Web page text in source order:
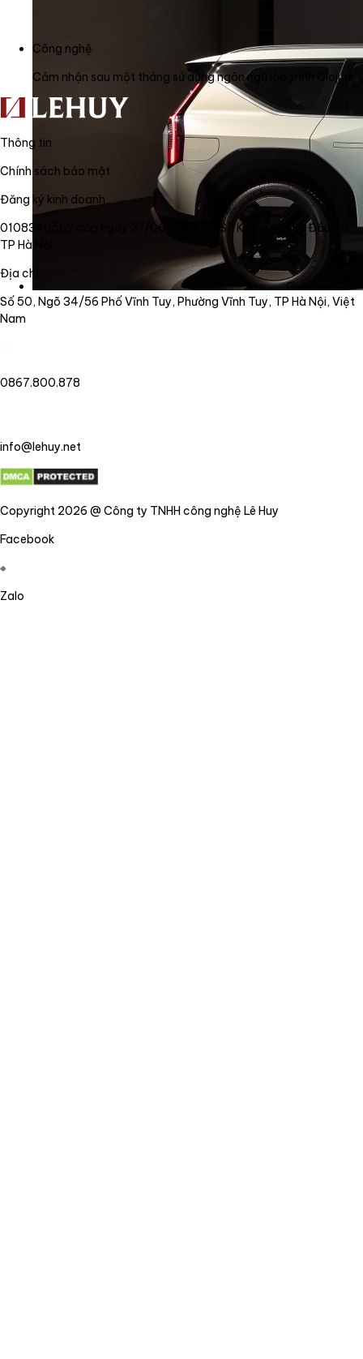
Công nghệ
Cảm nhận sau một tháng sử dụng ngôn ngữ lập trình Clojure
Thông tin
Chính sách bảo mật
Đăng ký kinh doanh
0108340562 cấp ngày 27/06/2018 bởi Sở Kế Hoạch và Đầu Tư
TP Hà Nội
Địa chỉ
Số 50, Ngõ 34/56 Phố Vĩnh Tuy, Phường Vĩnh Tuy, TP Hà Nội, Việt
Nam
0867.800.878
info@lehuy.net
Copyright 2026 @ Công ty TNHH công nghệ Lê Huy
Facebook
Zalo